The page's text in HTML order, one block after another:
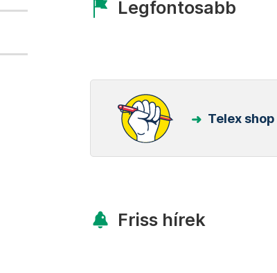
Legfontosabb
Telex shop
Friss hírek